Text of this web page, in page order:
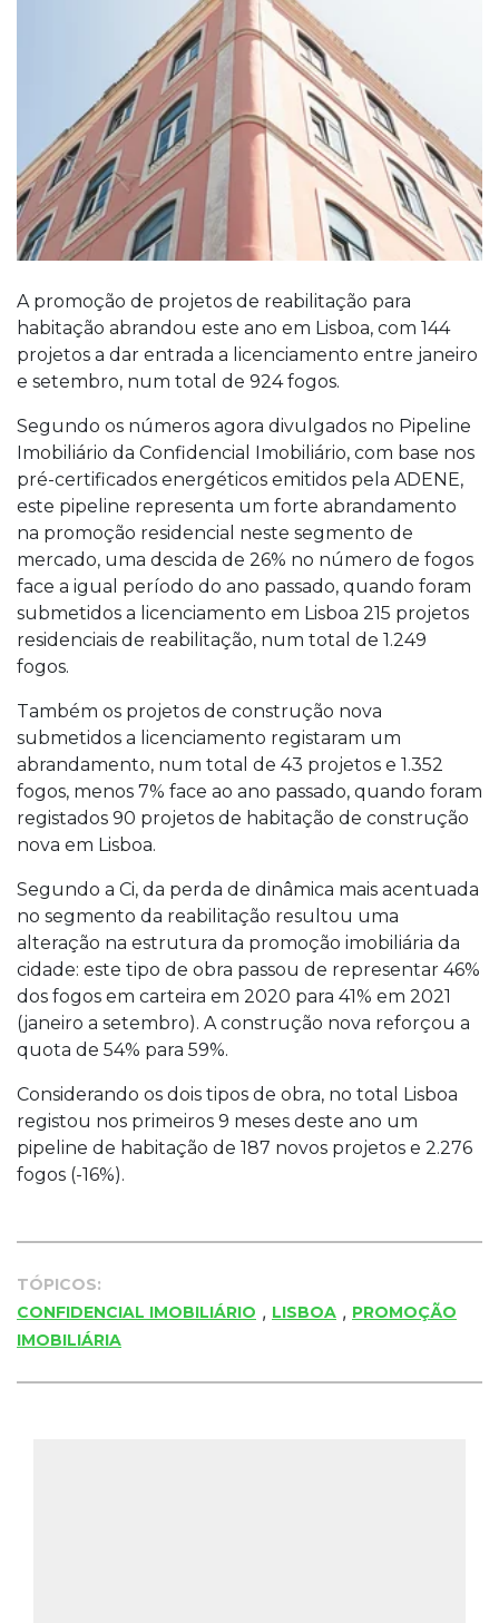
A promoção de projetos de reabilitação para
habitação abrandou este ano em Lisboa, com 144
projetos a dar entrada a licenciamento entre janeiro
e setembro, num total de 924 fogos.
Segundo os números agora divulgados no Pipeline
Imobiliário da Confidencial Imobiliário, com base nos
pré-certificados energéticos emitidos pela ADENE,
este pipeline representa um forte abrandamento
na promoção residencial neste segmento de
mercado, uma descida de 26% no número de fogos
face a igual período do ano passado, quando foram
submetidos a licenciamento em Lisboa 215 projetos
residenciais de reabilitação, num total de 1.249
fogos.
Também os projetos de construção nova
submetidos a licenciamento registaram um
abrandamento, num total de 43 projetos e 1.352
fogos, menos 7% face ao ano passado, quando foram
registados 90 projetos de habitação de construção
nova em Lisboa.
Segundo a Ci, da perda de dinâmica mais acentuada
no segmento da reabilitação resultou uma
alteração na estrutura da promoção imobiliária da
cidade: este tipo de obra passou de representar 46%
dos fogos em carteira em 2020 para 41% em 2021
(janeiro a setembro). A construção nova reforçou a
quota de 54% para 59%.
Considerando os dois tipos de obra, no total Lisboa
registou nos primeiros 9 meses deste ano um
pipeline de habitação de 187 novos projetos e 2.276
fogos (-16%).
TÓPICOS:
CONFIDENCIAL IMOBILIÁRIO , LISBOA , PROMOÇÃO
IMOBILIÁRIA